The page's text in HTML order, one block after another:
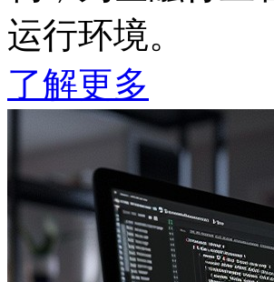
运行环境。
了解更多